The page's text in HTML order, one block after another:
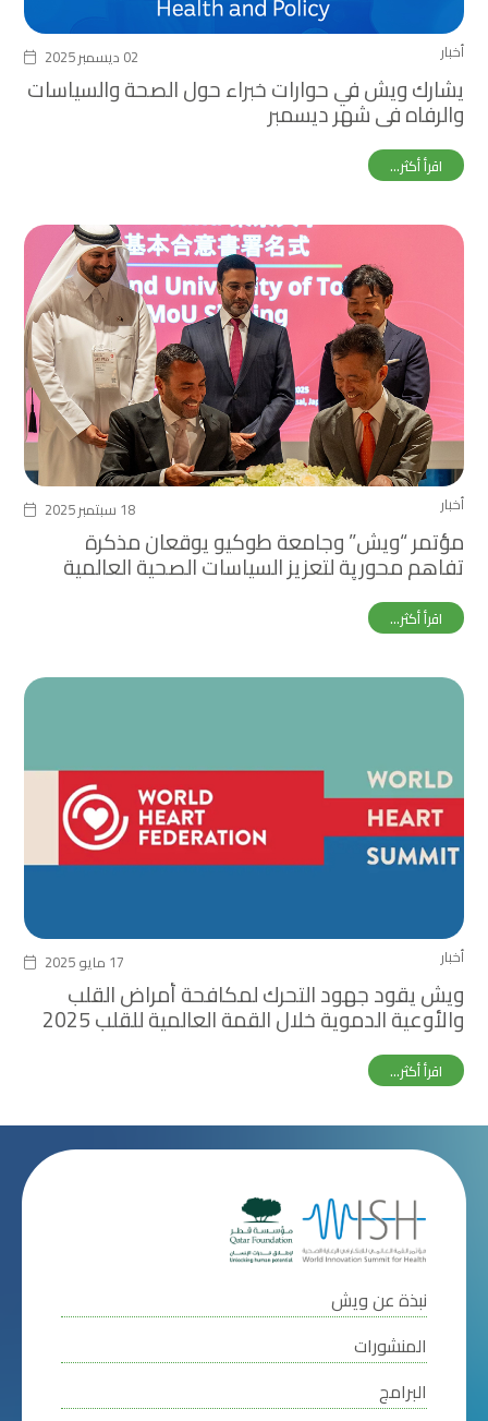
أخبار 02 ديسمبر 2025
يشارك ويش في حوارات خبراء حول الصحة والسياسات
والرفاه في شهر ديسمبر
اقرأ أكثر...
أخبار 18 سبتمبر 2025
مؤتمر “ويش” وجامعة طوكيو يوقعان مذكرة
تفاهم محورية لتعزيز السياسات الصحية العالمية
خلال معرض أوساكا إكسبو
اقرأ أكثر...
أخبار 17 مايو 2025
ويش يقود جهود التحرك لمكافحة أمراض القلب
والأوعية الدموية خلال القمة العالمية للقلب 2025
اقرأ أكثر...
نبذة عن ويش
المنشورات
البرامج